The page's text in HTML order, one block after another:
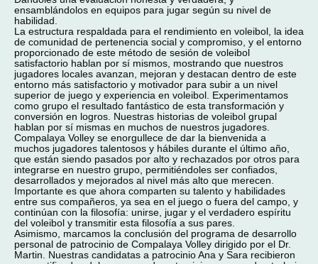
ensamblándolos en equipos para jugar según su nivel de
habilidad.
La estructura respaldada para el rendimiento en voleibol, la idea
de comunidad de pertenencia social y compromiso, y el entorno
proporcionado de este método de sesión de voleibol
satisfactorio hablan por sí mismos, mostrando que nuestros
jugadores locales avanzan, mejoran y destacan dentro de este
entorno más satisfactorio y motivador para subir a un nivel
superior de juego y experiencia en voleibol. Experimentamos
como grupo el resultado fantástico de esta transformación y
conversión en logros. Nuestras historias de voleibol grupal
hablan por sí mismas en muchos de nuestros jugadores.
Compalaya Volley se enorgullece de dar la bienvenida a
muchos jugadores talentosos y hábiles durante el último año,
que están siendo pasados por alto y rechazados por otros para
integrarse en nuestro grupo, permitiéndoles ser confiados,
desarrollados y mejorados al nivel más alto que merecen.
Importante es que ahora comparten su talento y habilidades
entre sus compañeros, ya sea en el juego o fuera del campo, y
continúan con la filosofía: unirse, jugar y el verdadero espíritu
del voleibol y transmitir esta filosofía a sus pares.
Asimismo, marcamos la conclusión del programa de desarrollo
personal de patrocinio de Compalaya Volley dirigido por el Dr.
Martin. Nuestras candidatas a patrocinio Ana y Sara recibieron